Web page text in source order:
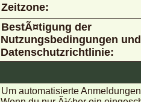
Zeitzone:
BestÃ¤tigung der
Nutzungsbedingungen und
Datenschutzrichtlinie:
Um automatisierte